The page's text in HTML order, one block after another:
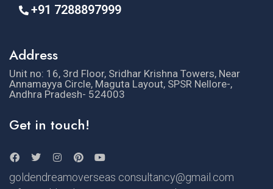
+91 7288897999
Address
Unit no: 16, 3rd Floor, Sridhar Krishna Towers, Near
Annamayya Circle, Maguta Layout, SPSR Nellore-,
Andhra Pradesh- 524003
Get in touch!
goldendreamoverseas consultancy@gmail.com